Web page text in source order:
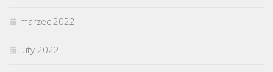
marzec 2022
luty 2022